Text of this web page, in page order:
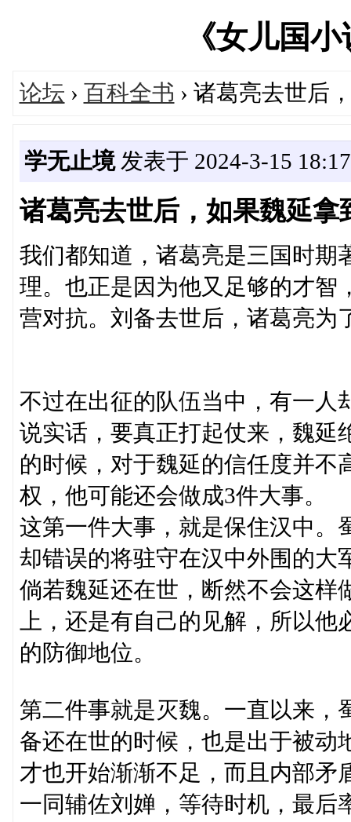
《女儿国
论坛 › 百科全书 › 诸葛亮去世后
学无止境发表于 2024-3-15
诸葛亮去世后，如果魏延拿
我们都知道，诸葛亮是三国时期
理。也正是因为他又足够的才智
营对抗。刘备去世后，诸葛亮为
不过在出征的队伍当中，有一人
说实话，要真正打起仗来，魏延
的时候，对于魏延的信任度并不
权，他可能还会做成3件大事。
这第一件大事，就是保住汉中。
却错误的将驻守在汉中外围的大
倘若魏延还在世，断然不会这样
上，还是有自己的见解，所以
的防御地位。
第二件事就是灭魏。一直以来，
备还在世的时候，也是出于被动
才也开始渐渐不足，而且内部矛
一同辅佐刘婵，等待时机，最后